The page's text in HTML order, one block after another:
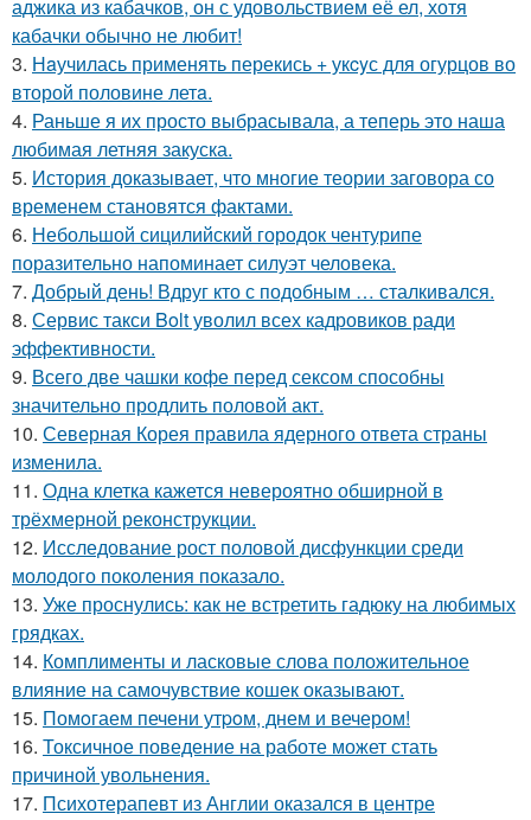
аджика из кабачков, он с удовольствием её ел, хотя
кабачки обычно не любит!
3. Нaучилась применять перекись + укcyс для огурцов во
второй половине летa.
4. Раньше я их просто выбрасывала, а теперь это наша
любимая летняя закуска.
5. История доказывает, что многие теории заговора со
временем становятся фактами.
6. Небольшой сицилийский городок чентурипе
поразительно напоминает силуэт человека.
7. Добрый день! Вдруг кто с подобным … сталкивался.
8. Сервис такси Bolt уволил всех кадровиков ради
эффективности.
9. Всего две чашки кофе перед сексом способны
значительно продлить половой акт.
10. Северная Корея правила ядерного ответа страны
изменила.
11. Одна клетка кажется невероятно обширной в
трёхмерной реконструкции.
12. Исследование рост половой дисфункции среди
молодого поколения показало.
13. Уже проснулись: как не встретить гадюку на любимых
грядках.
14. Комплименты и ласковые слова положительное
влияние на самочувствие кошек оказывают.
15. Помoгаем печени утpoм, днем и вечером!
16. Токсичное поведение на работе может стать
причиной увольнения.
17. Психотерапевт из Англии оказался в центре